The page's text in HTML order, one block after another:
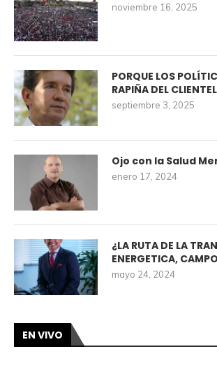
noviembre 16, 2025
PORQUE LOS
RAPIÑA DEL
septiembre 3, 2025
Ojo con la Salud
enero 17, 2024
¿LA RUTA DE LA
ENERGETICA,
mayo 24, 2024
EN VIVO